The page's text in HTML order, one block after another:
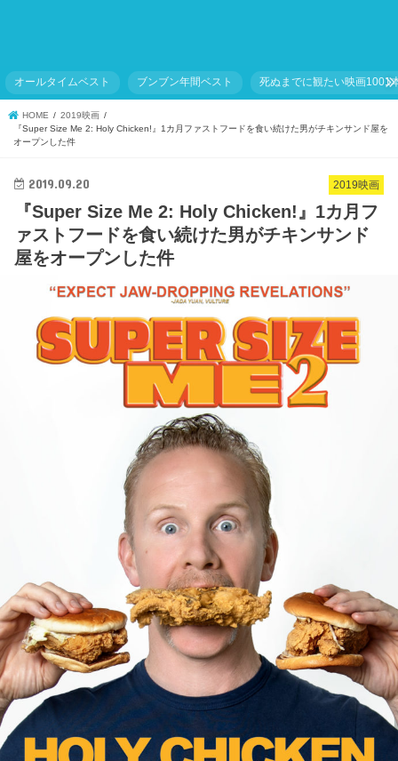
オールタイムベスト ブンブン年間ベスト 死ぬまでに観たい映画1001
HOME
2019映画
『Super Size Me 2: Holy Chicken!』1カ月ファストフードを食い続けた男がチキンサンド屋を
オープンした件
2019映画
2019.09.20
『Super Size Me 2: Holy Chicken!』1カ月フ
ァストフードを食い続けた男がチキンサンド
屋をオープンした件